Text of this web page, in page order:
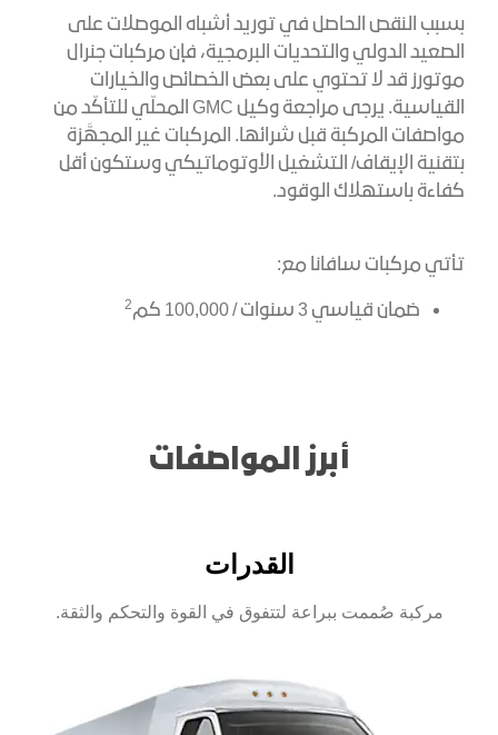
بسبب النقص الحاصل في توريد أشباه الموصلات على
الصعيد الدولي والتحديات البرمجية، فإن مركبات جنرال
موتورز قد لا تحتوي على بعض الخصائص والخيارات
القياسية. يرجى مراجعة وكيل GMC المحلّي للتأكّد من
مواصفات المركبة قبل شرائها. المركبات غير المجهَّزة
بتقنية الإيقاف/ التشغيل الأوتوماتيكي وستكون أقل
كفاءة باستهلاك الوقود.
تأتي مركبات سافانا مع:
ضمان قياسي 3 سنوات / 100,000 كم
2
أبرز المواصفات
القدرات
مركبة صُممت ببراعة لتتفوق في القوة والتحكم والثقة.